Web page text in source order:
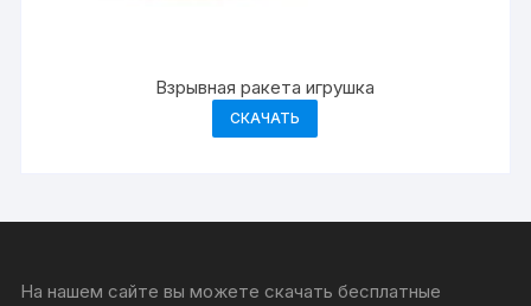
Взрывная ракета игрушка
СКАЧАТЬ
На нашем сайте вы можете скачать бесплатные